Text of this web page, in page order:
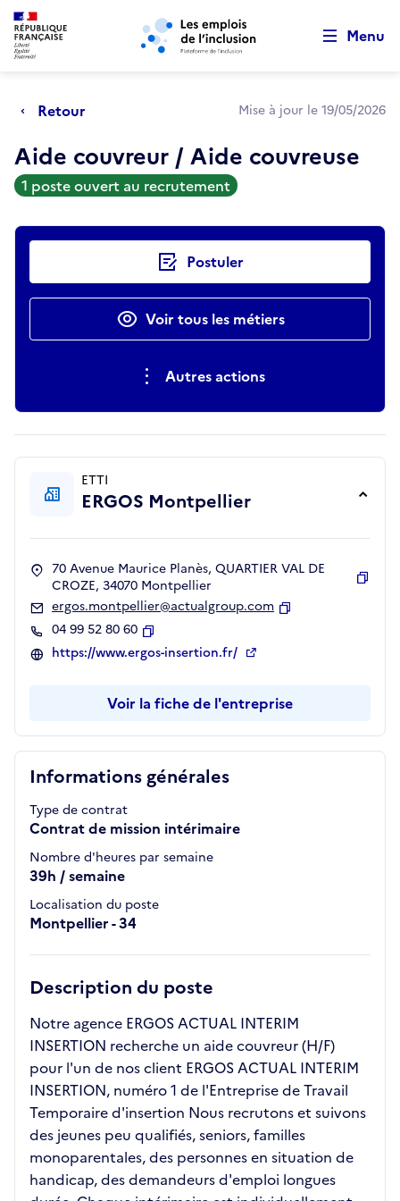
Aller au menu principal Aller au contenu principal
Menu
Retour Mise à jour le 19/05/2026
Aide couvreur / Aide couvreuse
1 poste ouvert au recrutement
Actions rapides Postuler
Voir tous les métiers
Autres actions
Informations générales
Type de contrat
Contrat de mission intérimaire
Nombre d'heures par semaine
39h / semaine
Localisation du poste
Montpellier - 34
Description du poste
Notre agence ERGOS ACTUAL INTERIM
INSERTION recherche un aide couvreur (H/F)
pour l'un de nos client ERGOS ACTUAL INTERIM
INSERTION, numéro 1 de l'Entreprise de Travail
Temporaire d'insertion Nous recrutons et suivons
des jeunes peu qualifiés, seniors, familles
monoparentales, des personnes en situation de
handicap, des demandeurs d'emploi longues
ETTI
ERGOS Montpellier
70 Avenue Maurice Planès, QUARTIER VAL DE
CROZE, 34070 Montpellier
ergos.montpellier@actualgroup.com
04 99 52 80 60
Copier
https://www.ergos-insertion.fr/
Voir la fiche de l'entreprise
Retour au début de la page
Panneau de gestion des cookies